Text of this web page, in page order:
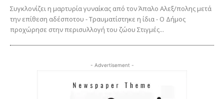
Συγκλονίζει η μαρτυρία γυναίκας από τον Άπαλο Αλεξ/πολης μετά
την επίθεση αδέσποτου - Τραυματίστηκε η ίδια - Ο Δήμος
προχώρησε στην περισυλλογή του ζώου Στιγμές...
- Advertisement -